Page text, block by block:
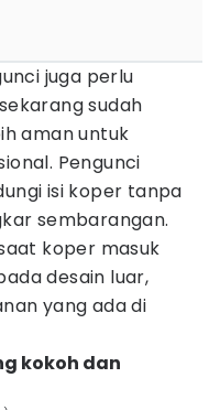
juga perlu
sudah
aman untuk
Pengunci
isi koper tanpa
sembarangan.
koper masuk
desain luar,
yang ada di
kokoh dan